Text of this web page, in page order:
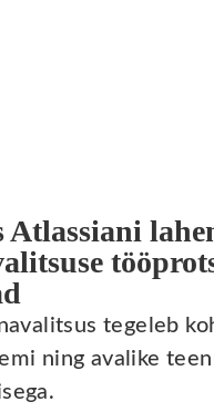
Atlassiani
tegeleb
ning avalike